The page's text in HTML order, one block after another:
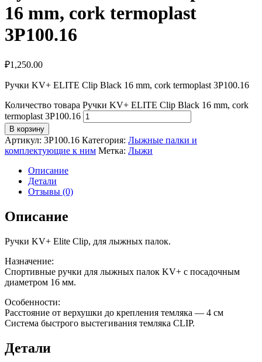
16 mm, cork termoplast
3P100.16
₽1,250.00
Ручки KV+ ELITE Clip Black 16 mm, cork termoplast 3P100.16
Количество товара Ручки KV+ ELITE Clip Black 16 mm, cork
termoplast 3P100.16
В корзину
Артикул: 3P100.16 Категория: Лыжные палки и
комплектующие к ним Метка: Лыжи
Описание
Детали
Отзывы (0)
Описание
Ручки KV+ Elite Clip, для лыжных палок.
Назначение:
Спортивные ручки для лыжных палок KV+ с посадочным
диаметром 16 мм.
Особенности:
Расстояние от верхушки до крепления темляка — 4 см
Система быстрого выстегивания темляка CLIP.
Детали